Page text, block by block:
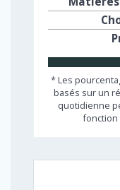
* Les
basés sur un
quotidienne
fonction